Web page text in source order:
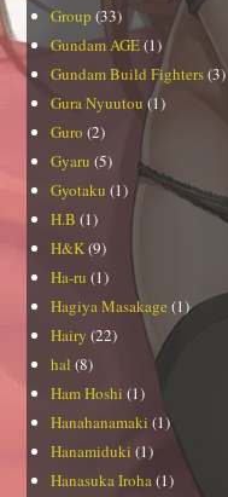
Group (33)
Gundam AGE(1)
Gundam Build Fighters(3)
Gura Nyuutou (1)
Guro (2)
Gyaru (5)
Gyotaku (1)
H.B (1)
H&K(9)
Ha-ru (1)
Hagiya Masakage (1)
Hairy (22)
hal (8)
Ham Hoshi (1)
Hanahanamaki (1)
Hanamiduki (1)
Hanasuka Iroha(1)